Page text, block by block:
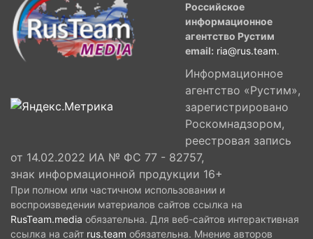
Российское
информационное
агентство Рустим
email: ria@rus.team.
Информационное
агентство «Рустим»,
зарегистрировано
Роскомнадзором,
реестровая запись
от 14.02.2022 ИА № ФС 77 - 82757,
знак информационной продукции 16+
При полном или частичном использовании и
воспроизведении материалов сайтов ссылка на
RusTeam.media обязательна. Для веб-сайтов интерактивная
ссылка на сайт rus.team обязательна. Мнение авторов